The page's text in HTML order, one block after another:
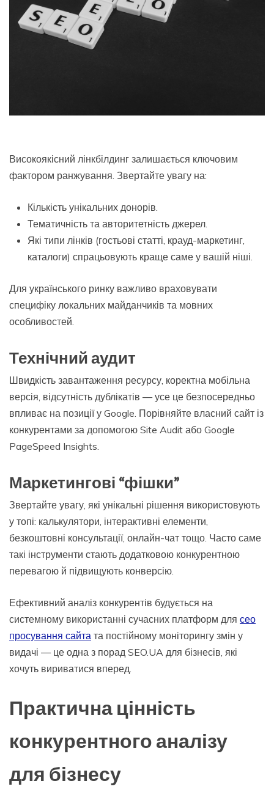
Високоякісний лінкбілдинг залишається ключовим
фактором ранжування. Звертайте увагу на:
Кількість унікальних донорів.
Тематичність та авторитетність джерел.
Які типи лінків (гостьові статті, крауд-маркетинг,
каталоги) спрацьовують краще саме у вашій ніші.
Для українського ринку важливо враховувати
специфіку локальних майданчиків та мовних
особливостей.
Технічний аудит
Швидкість завантаження ресурсу, коректна мобільна
версія, відсутність дублікатів — усе це безпосередньо
впливає на позиції у Google. Порівняйте власний сайт із
конкурентами за допомогою Site Audit або Google
PageSpeed Insights.
Маркетингові “фішки”
Звертайте увагу, які унікальні рішення використовують
у топі: калькулятори, інтерактивні елементи,
безкоштовні консультації, онлайн-чат тощо. Часто саме
такі інструменти стають додатковою конкурентною
перевагою й підвищують конверсію.
Ефективний аналіз конкурентів будується на
системному використанні сучасних платформ для сео
просування сайта та постійному моніторингу змін у
видачі — це одна з порад SEO.UA для бізнесів, які
хочуть вириватися вперед.
Практична цінність
конкурентного аналізу
для бізнесу